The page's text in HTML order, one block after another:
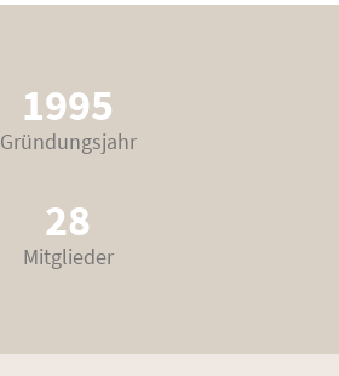
1995
Gründungsjahr
28
Mitglieder